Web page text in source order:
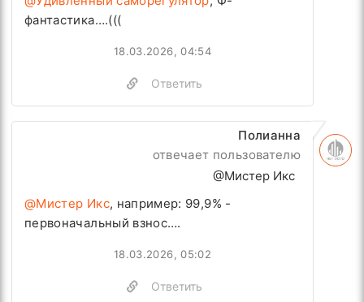
фантастика….(((
Ответить
18.03.2026, 04:54
Полианна
отвечает пользователю
@Мистер Икс
@Мистер Икс, например: 99,9% -
первоначальный взнос….
Ответить
18.03.2026, 05:02